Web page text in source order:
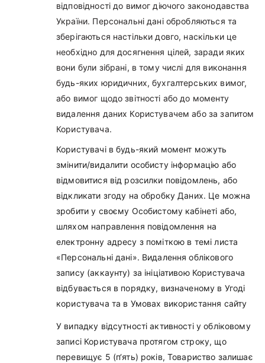
відповідності до вимог діючого законодавства
України. Персональні дані обробляються та
зберігаються настільки довго, наскільки це
необхідно для досягнення цілей, заради яких
вони були зібрані, в тому числі для виконання
будь-яких юридичних, бухгалтерських вимог,
або вимог щодо звітності або до моменту
видалення даних Користувачем або за запитом
Користувача.
Користувачі в будь-який момент можуть
змінити/видалити особисту інформацію або
відмовитися від розсилки повідомлень, або
відкликати згоду на обробку Даних. Це можна
зробити у своєму Особистому кабінеті або,
шляхом направлення повідомлення на
електронну адресу з поміткою в темі листа
«Персональні дані». Видалення облікового
запису (аккаунту) за ініціативою Користувача
відбувається в порядку, визначеному в Угоді
користувача та в Умовах використання сайту
У випадку відсутності активності у обліковому
записі Користувача протягом строку, що
перевищує 5 (п‘ять) років, Товариство залишає